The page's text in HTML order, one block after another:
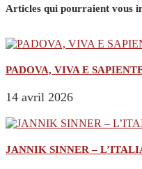
Articles qui pourraient vous
PADOVA, VIVA E
14 avril 2026
JANNIK SINNER –